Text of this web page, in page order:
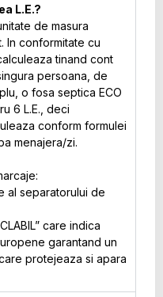
L.E.?
de masura
In conformitate cu
tinand cont
persoana, de
o fosa septica ECO
6 L.E., deci
conform formulei
menajera/zi.
al separatorului de
care indica
garantand un
protejeaza si apara